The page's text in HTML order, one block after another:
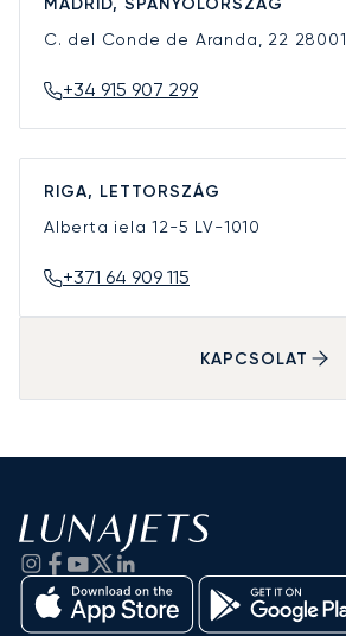
MADRID, SPANYOLORSZÁG
C. del Conde de Aranda, 22 28001
+34 915 907 299
RIGA, LETTORSZÁG
Alberta iela 12-5 LV-1010
+371 64 909 115
KAPCSOLAT